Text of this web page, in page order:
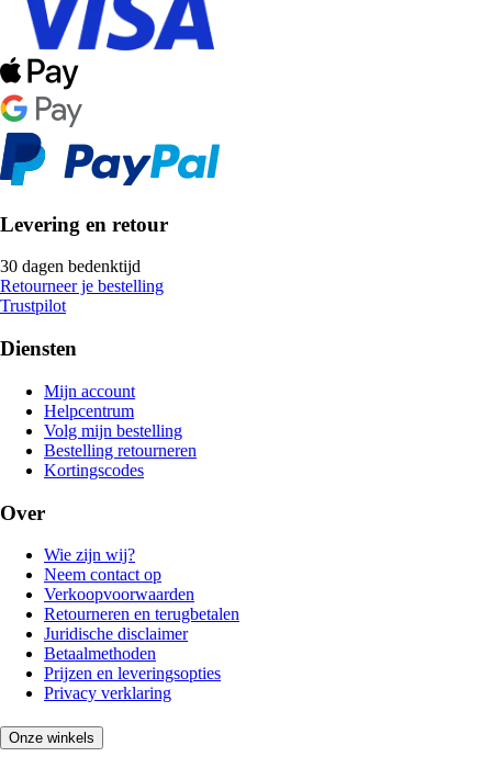
Levering en retour
30 dagen bedenktijd
Retourneer je bestelling
Trustpilot
Diensten
Mijn account
Helpcentrum
Volg mijn bestelling
Bestelling retourneren
Kortingscodes
Over
Wie zijn wij?
Neem contact op
Verkoopvoorwaarden
Retourneren en terugbetalen
Juridische disclaimer
Betaalmethoden
Prijzen en leveringsopties
Privacy verklaring
Onze winkels